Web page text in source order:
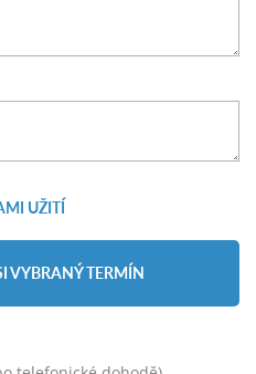
UŽITÍ
VYBRANÝ TERMÍN